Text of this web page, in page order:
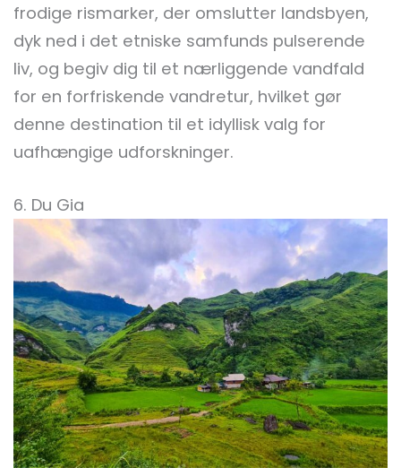
frodige rismarker, der omslutter landsbyen,
dyk ned i det etniske samfunds pulserende
liv, og begiv dig til et nærliggende vandfald
for en forfriskende vandretur, hvilket gør
denne destination til et idyllisk valg for
uafhængige udforskninger.
6. Du Gia